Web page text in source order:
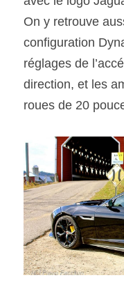
On y retrouve
configuration
réglages de
direction, et les
roues de 20